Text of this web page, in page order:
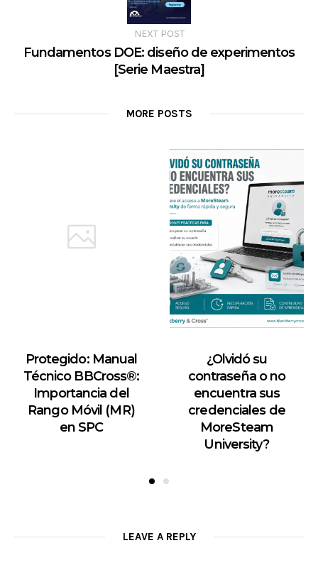
NEXT POST
Fundamentos DOE: diseño de experimentos
[Serie Maestra]
MORE POSTS
Protegido: Manual
Técnico BBCross®:
Importancia del
Rango Móvil (MR)
en SPC
¿Olvidó su
contraseña o no
encuentra sus
credenciales de
MoreSteam
University?
LEAVE A REPLY